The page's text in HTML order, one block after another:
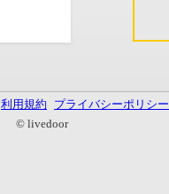
利用規約
プライバシーポリシー
© livedoor